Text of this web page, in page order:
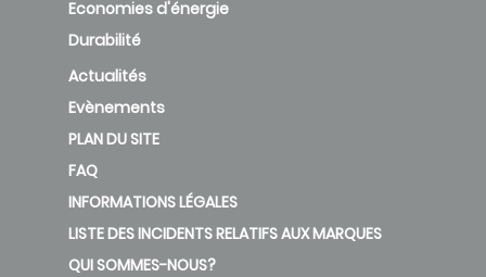
Economies d'énergie
Durabilité
Actualités
Evènements
PLAN DU SITE
FAQ
INFORMATIONS LÉGALES
LISTE DES INCIDENTS RELATIFS AUX MARQUES
QUI SOMMES-NOUS?